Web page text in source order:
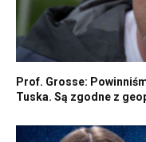
Prof. Grosse:
Tuska. Są zgodne z